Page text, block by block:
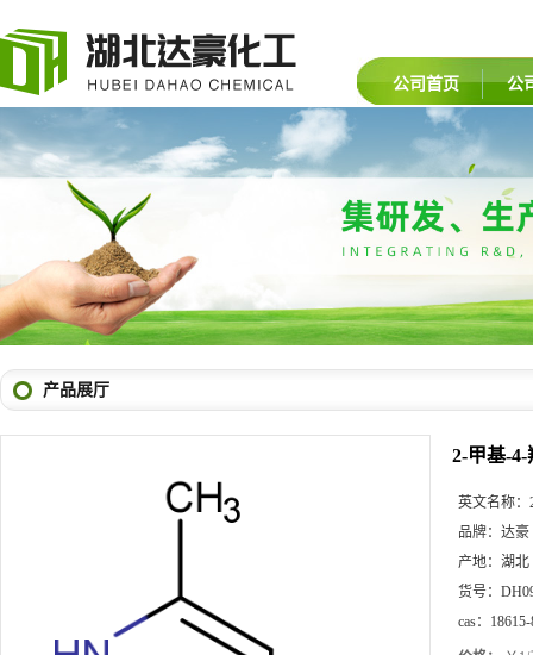
公司首页 公
产品展厅
2-甲基-
英文名称：
品牌： 达豪
产地： 湖北
货号：
cas：